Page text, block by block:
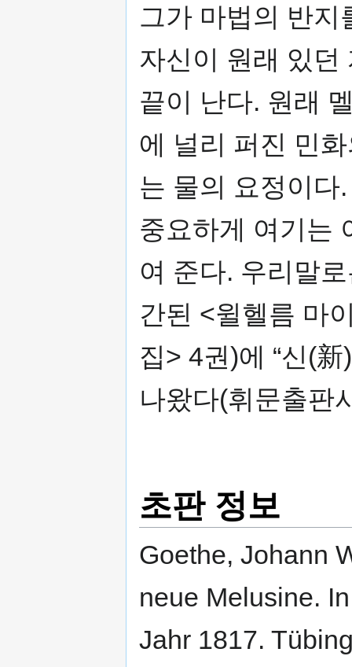
그가 마법의 반지
자신이 원래 있던
끝이 난다. 원래
에 널리 퍼진 민
는 물의 요정이다
중요하게 여기는
여 준다. 우리말
간된 <윌헬름 마
집> 4권)에 “신(
나왔다(휘문출판
초판 정보
Goethe, Johann
neue Melusine.
Jahr 1817.